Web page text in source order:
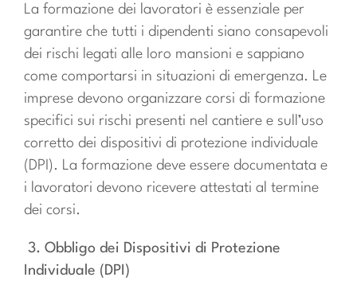
La formazione dei lavoratori è essenziale per
garantire che tutti i dipendenti siano consapevoli
dei rischi legati alle loro mansioni e sappiano
come comportarsi in situazioni di emergenza. Le
imprese devono organizzare corsi di formazione
specifici sui rischi presenti nel cantiere e sull’uso
corretto dei dispositivi di protezione individuale
(DPI). La formazione deve essere documentata e
i lavoratori devono ricevere attestati al termine
dei corsi.
3. Obbligo dei Dispositivi di Protezione
Individuale (DPI)